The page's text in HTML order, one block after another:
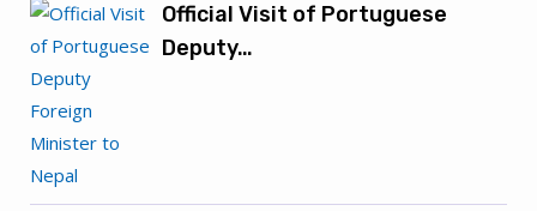
Official Visit of Portuguese
Deputy…